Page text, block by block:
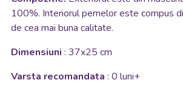
100%. Interiorul pernelor este compus
de cea mai buna calitate.
Dimensiuni : 37x25 cm
Varsta recomandata : 0 luni+